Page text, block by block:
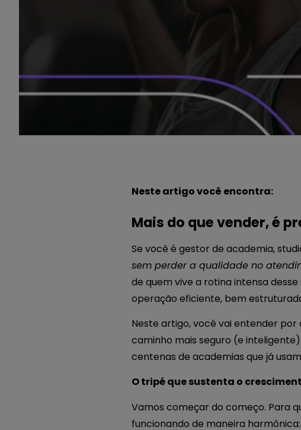
Neste artigo você encontra:
Mais do que vender, é
Se você é gestor de academia,
sem perder a qualidade no
de quem vive a rotina intensa
operação eficiente, bem
Neste artigo, você vai entender por
caminho mais seguro (e
centenas de academias que já
O tripé que sustenta o
Vamos começar do começo. Para
funcionando de maneira harmônica: